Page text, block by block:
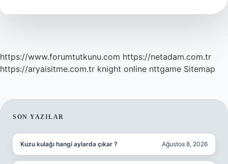
https://www.forumtutkunu.com https://netadam.com.tr
https://aryaisitme.com.tr knight online nttgame Sitemap
SIDEBAR
SON YAZILAR
Kuzu kulağı hangi aylarda çıkar ? Ağustos 8, 2026